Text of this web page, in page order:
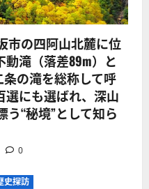
市の四阿山北麓に位
滝（落差89m）と
の滝を総称して呼
選にも選ばれ、深山
“秘境”として知ら
0
史探訪